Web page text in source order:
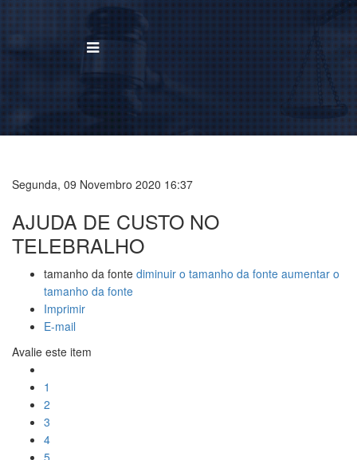
Segunda, 09 Novembro 2020 16:37
AJUDA DE CUSTO NO
TELEBRALHO
tamanho da fonte diminuir o tamanho da fonte aumentar o
tamanho da fonte
Imprimir
E-mail
Avalie este item
1
2
3
4
5
BUSCAR
Institucional
Área de Atuação
Treinamentos
Notícias